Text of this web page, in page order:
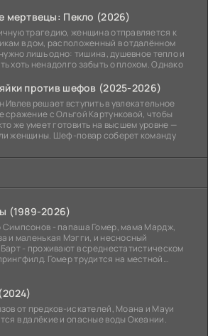
мертвецы: Пекло (2026)
трагедию, женщина отправляется к
в дом, расположенный в отдалённом
лишь одно: тишина, душевное тепло и
хоть ненадолго забыть о плохом. Однако
против шефов (2025-2026)
Ивлев решает вступить в увлекательное
сражение с Ольгой Картунковой, чтобы
же умеет готовить на высшем уровне —
женщины. Шеф-повар соберет команду
(1989-2026)
Симпсонов - папаша Гомер, мама Мардж,
и маленькая Мэгги, и несносный
- проживают в среднестатистическом
Гомер трудится на местной
от предков-искателей, Моана и Мауи
в далёкие и опасные воды Океании.